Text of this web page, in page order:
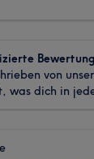
von
was dich in